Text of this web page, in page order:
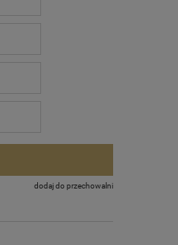
dodaj do przechowalni